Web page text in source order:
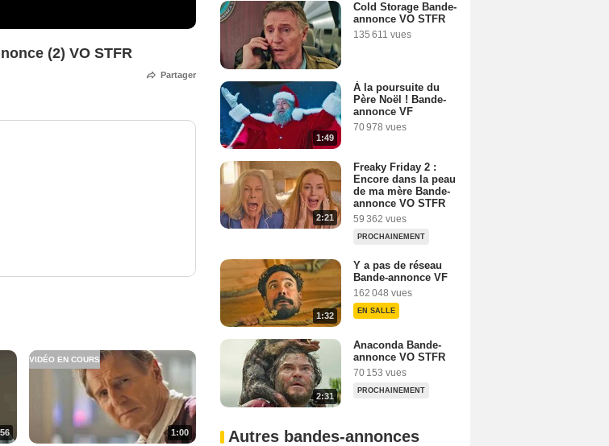
(2) VO STFR
Partager
Hauser
1:00
VIDÉO EN COURS
Cold Storage Bande-
annonce VO STFR
135 611 vues
1:49
À la poursuite du
Père Noël ! Bande-
annonce VF
70 978 vues
2:21
Freaky Friday 2 :
Encore dans la peau
de ma mère Bande-
annonce VO STFR
59 362 vues
PROCHAINEMENT
1:32
Y a pas de réseau
Bande-annonce VF
162 048 vues
EN SALLE
2:31
Anaconda Bande-
annonce VO STFR
70 153 vues
PROCHAINEMENT
Autres bandes-annonces